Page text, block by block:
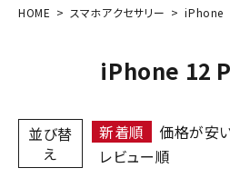
HOME スマホアクセサリー iPhone
iPhone 12
並び替
え
新着順 価格が安
レビュー順